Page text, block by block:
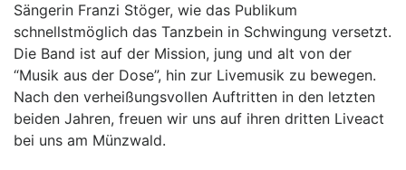
Sängerin Franzi Stöger, wie das Publikum
schnellstmöglich das Tanzbein in Schwingung versetzt.
Die Band ist auf der Mission, jung und alt von der
“Musik aus der Dose”, hin zur Livemusik zu bewegen.
Nach den verheißungsvollen Auftritten in den letzten
beiden Jahren, freuen wir uns auf ihren dritten Liveact
bei uns am Münzwald.